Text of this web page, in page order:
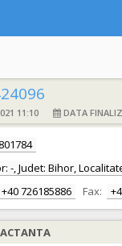
11:10 DATA
-, Judet: Bihor,
+40 726185886 Fax: